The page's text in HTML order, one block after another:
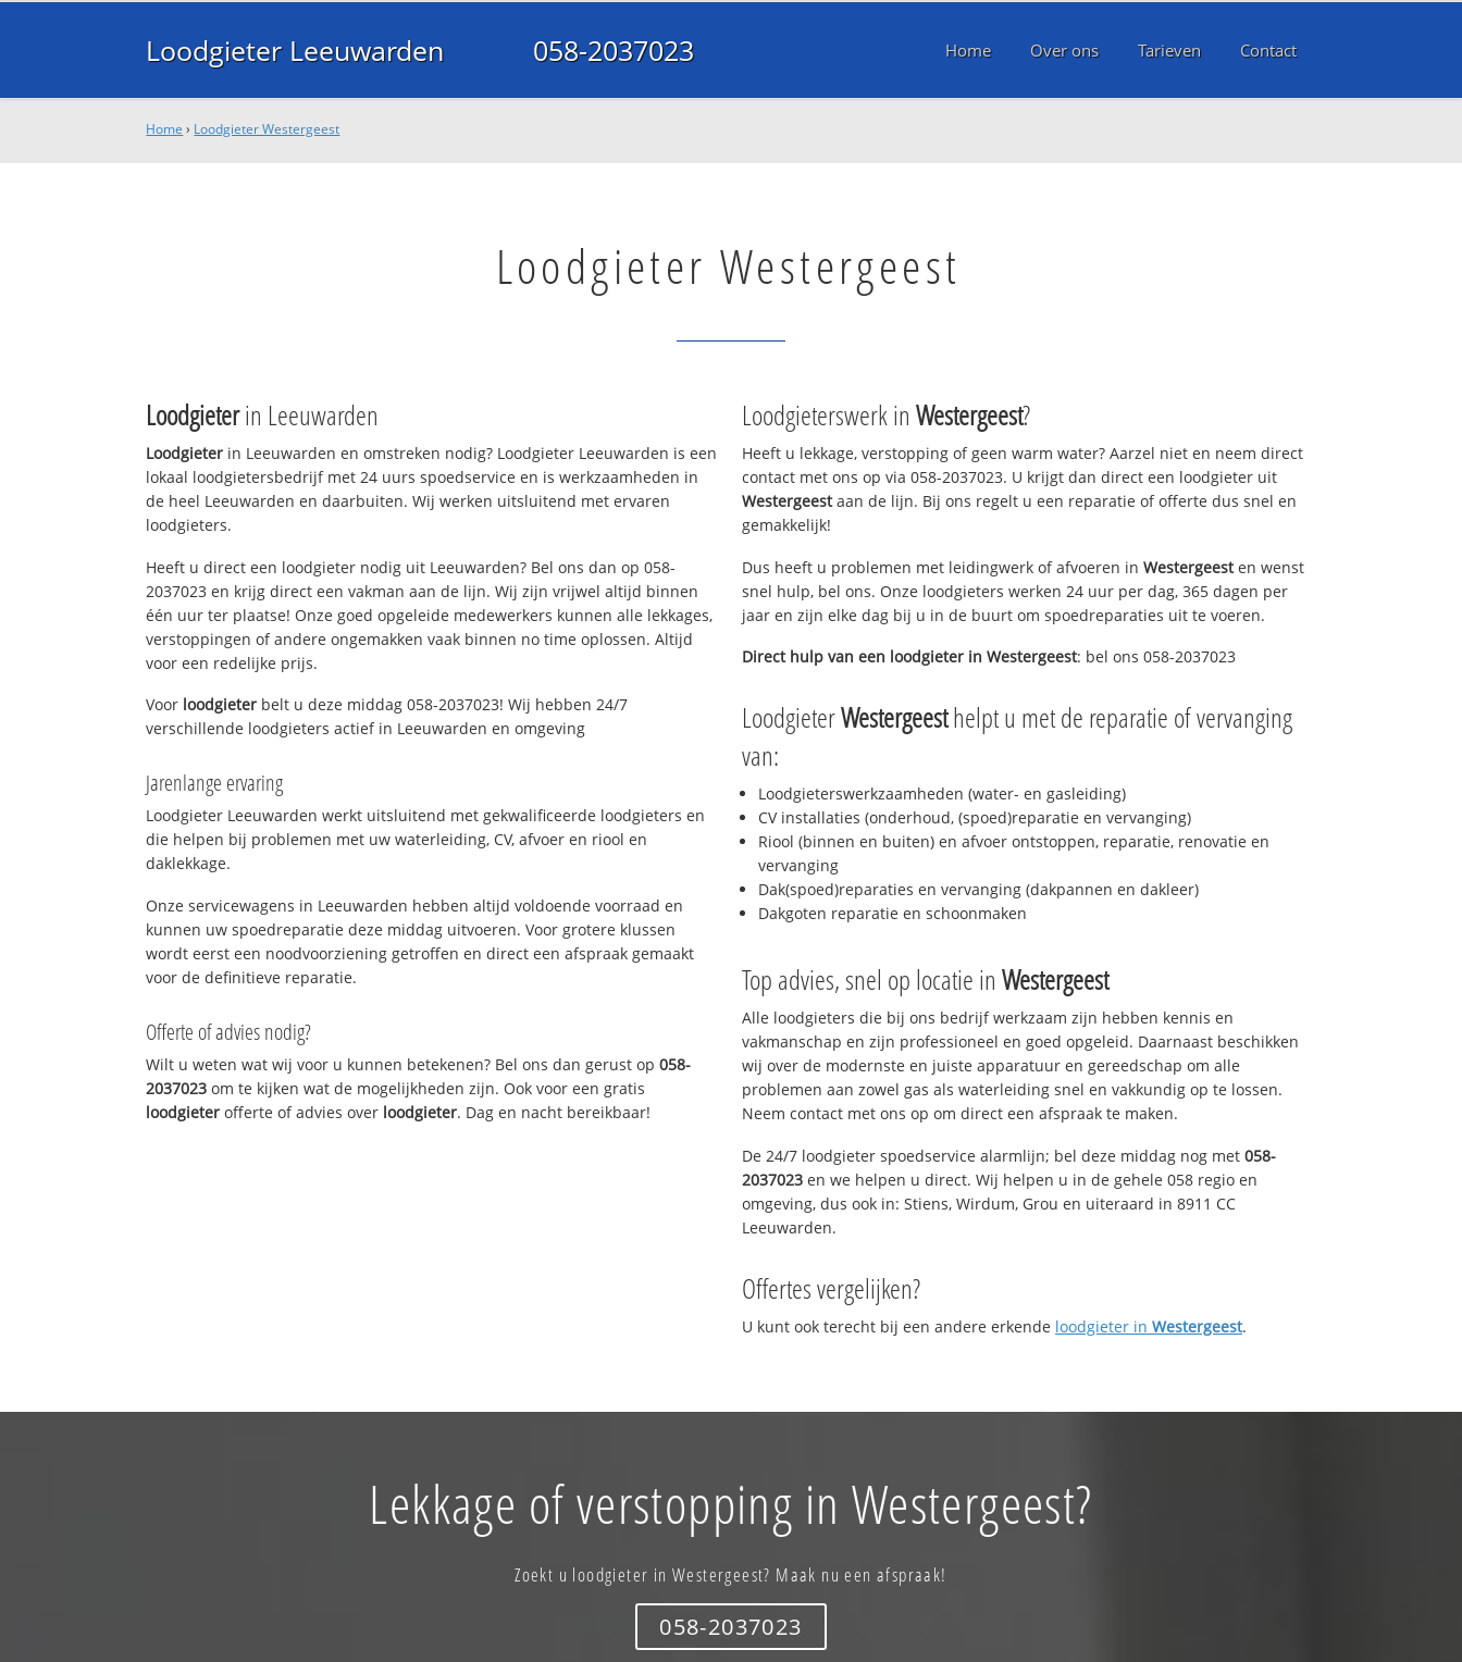
Loodgieter Leeuwarden 058-2037023 Home Over ons Tarieven Contact
Home › Loodgieter Westergeest
Loodgieter Westergeest
Loodgieterin Leeuwarden
Loodgieter in Leeuwarden en omstreken nodig? Loodgieter Leeuwarden is een
lokaal loodgietersbedrijf met 24 uurs spoedservice en is werkzaamheden in
de heel Leeuwarden en daarbuiten. Wij werken uitsluitend met ervaren
loodgieters.
Heeft u direct een loodgieter nodig uit Leeuwarden? Bel ons dan op 058-
2037023 en krijg direct een vakman aan de lijn. Wij zijn vrijwel altijd binnen
één uur ter plaatse! Onze goed opgeleide medewerkers kunnen alle lekkages,
verstoppingen of andere ongemakken vaak binnen no time oplossen. Altijd
voor een redelijke prijs.
Voor loodgieter belt u deze middag 058-2037023! Wij hebben 24/7
verschillende loodgieters actief in Leeuwarden en omgeving
Jarenlange ervaring
Loodgieter Leeuwarden werkt uitsluitend met gekwalificeerde loodgieters en
die helpen bij problemen met uw waterleiding, CV, afvoer en riool en
daklekkage.
Onze servicewagens in Leeuwarden hebben altijd voldoende voorraad en
kunnen uw spoedreparatie deze middag uitvoeren. Voor grotere klussen
wordt eerst een noodvoorziening getroffen en direct een afspraak gemaakt
voor de definitieve reparatie.
Offerte of advies nodig?
Wilt u weten wat wij voor u kunnen betekenen? Bel ons dan gerust op058-
2037023 om te kijken wat de mogelijkheden zijn. Ook voor een gratis
loodgieter offerte of advies over loodgieter. Dag en nacht bereikbaar!
Loodgieterswerk in Westergeest?
Heeft u lekkage, verstopping of geen warm water? Aarzel niet en neem direct
contact met ons op via 058-2037023. U krijgt dan direct een loodgieter uit
Westergeestaan de lijn. Bij ons regelt u een reparatie of offerte dus snel en
gemakkelijk!
Dus heeft u problemen met leidingwerk of afvoeren in Westergeesten wenst
snel hulp, bel ons. Onze loodgieters werken 24 uur per dag, 365 dagen per
jaar en zijn elke dag bij u in de buurt om spoedreparaties uit te voeren.
Direct hulp van een loodgieter in Westergeest: bel ons 058-2037023
LoodgieterWestergeesthelpt u met de reparatie of vervanging
van:
Loodgieterswerkzaamheden (water- en gasleiding)
CV installaties (onderhoud, (spoed)reparatie en vervanging)
Riool (binnen en buiten) en afvoer ontstoppen, reparatie, renovatie en
vervanging
Dak(spoed)reparaties en vervanging (dakpannen en dakleer)
Dakgoten reparatie en schoonmaken
Top advies, snel op locatie in Westergeest
Alle loodgieters die bij ons bedrijf werkzaam zijn hebben kennis en
vakmanschap en zijn professioneel en goed opgeleid. Daarnaast beschikken
wij over de modernste en juiste apparatuur en gereedschap om alle
problemen aan zowel gas als waterleiding snel en vakkundig op te lossen.
Neem contact met ons op om direct een afspraak te maken.
De 24/7 loodgieter spoedservice alarmlijn; bel deze middag nog met 058-
2037023 en we helpen u direct. Wij helpen u in de gehele 058 regio en
omgeving, dus ook in: Stiens, Wirdum, Grou en uiteraard in 8911 CC
Leeuwarden.
Offertes vergelijken?
U kunt ook terecht bij een andere erkende loodgieter in Westergeest.
Lekkage of verstopping in Westergeest?
Zoekt u loodgieter in Westergeest? Maak nu een afspraak!
058-2037023